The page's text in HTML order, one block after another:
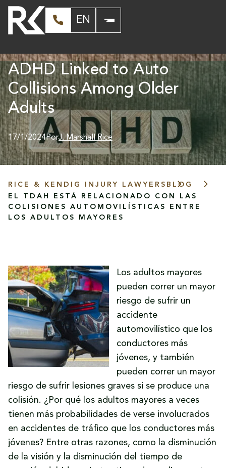
EN
ADHD Linked to Auto
Collisions Among Older
Adults
17/1/2024PorJ. Marshall Rice
RICE & KENDIG INJURY LAWYERS BLOG
EL TDAH ESTÁ RELACIONADO CON LAS
COLISIONES AUTOMOVILÍSTICAS ENTRE
LOS ADULTOS MAYORES
Los adultos mayores
pueden correr un mayor
riesgo de sufrir un
accidente
automovilístico que los
conductores más
jóvenes, y también
pueden correr un mayor
riesgo de sufrir lesiones graves si se produce una
colisión. ¿Por qué los adultos mayores a veces
tienen más probabilidades de verse involucrados
en accidentes de tráfico que los conductores más
jóvenes? Entre otras razones, como la disminución
de la visión y la disminución del tiempo de